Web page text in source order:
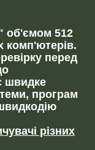
об'ємом 512
комп'ютерів.
перед
швидке
програм
різних